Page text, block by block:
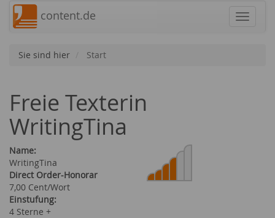
content.de
Sie sind hier Start
Freie Texterin
WritingTina
Name:
WritingTina
Direct Order-Honorar
7,00 Cent/Wort
Einstufung:
4 Sterne +